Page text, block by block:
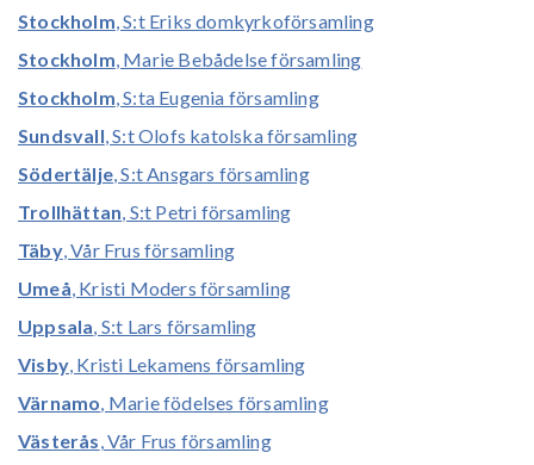
Stockholm, S:t Eriks domkyrkoförsamling
Stockholm, Marie Bebådelse församling
Stockholm, S:ta Eugenia församling
Sundsvall, S:t Olofs katolska församling
Södertälje, S:t Ansgars församling
Trollhättan, S:t Petri församling
Täby, Vår Frus församling
Umeå, Kristi Moders församling
Uppsala, S:t Lars församling
Visby, Kristi Lekamens församling
Värnamo, Marie födelses församling
Västerås, Vår Frus församling